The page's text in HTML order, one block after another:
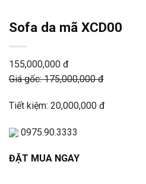
Sofa da mã XCD00
155,000,000 đ
Giá gốc: 175,000,000 đ
Tiết kiệm: 20,000,000 đ
0975.90.3333
ĐẶT MUA NGAY